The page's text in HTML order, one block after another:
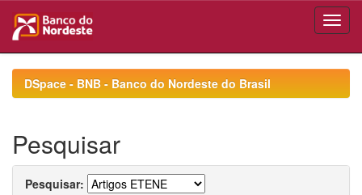
navigationDSpace - BNB - Banco do Nordeste do Brasil
Pesquisar
Pesquisar: